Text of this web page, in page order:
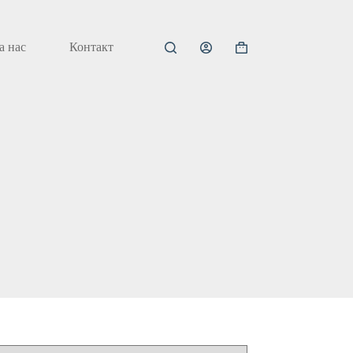
нас Контакт
Кошничка